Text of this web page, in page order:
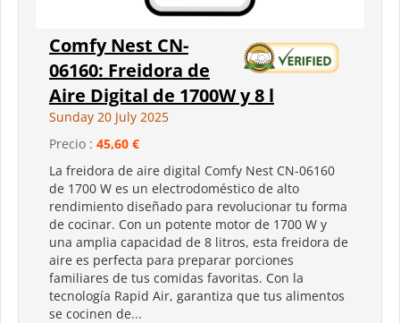
Comfy Nest CN-
06160: Freidora de
Aire Digital de 1700W y 8 l
Sunday 20 July 2025
Precio : 45,60 €
La freidora de aire digital Comfy Nest CN-06160
de 1700 W es un electrodoméstico de alto
rendimiento diseñado para revolucionar tu forma
de cocinar. Con un potente motor de 1700 W y
una amplia capacidad de 8 litros, esta freidora de
aire es perfecta para preparar porciones
familiares de tus comidas favoritas. Con la
tecnología Rapid Air, garantiza que tus alimentos
se cocinen de...